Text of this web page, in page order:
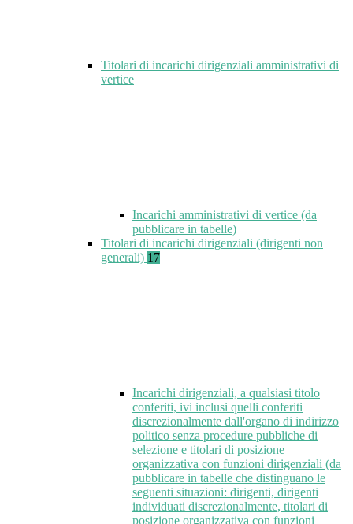
Titolari di incarichi dirigenziali amministrativi di
vertice
Incarichi amministrativi di vertice (da
pubblicare in tabelle)
Titolari di incarichi dirigenziali (dirigenti non
generali) 17
Incarichi dirigenziali, a qualsiasi titolo
conferiti, ivi inclusi quelli conferiti
discrezionalmente dall'organo di indirizzo
politico senza procedure pubbliche di
selezione e titolari di posizione
organizzativa con funzioni dirigenziali (da
pubblicare in tabelle che distinguano le
seguenti situazioni: dirigenti, dirigenti
individuati discrezionalmente, titolari di
posizione organizzativa con funzioni